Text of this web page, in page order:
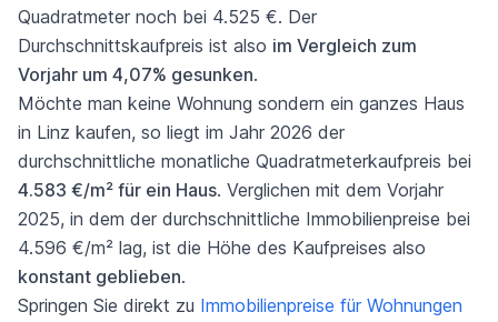
Quadratmeter noch bei 4.525 €. Der
Durchschnittskaufpreis ist also im Vergleich zum
Vorjahr um 4,07% gesunken.
Möchte man keine Wohnung sondern ein ganzes Haus
in Linz kaufen, so liegt im Jahr 2026 der
durchschnittliche monatliche Quadratmeterkaufpreis bei
4.583 €/m² für ein Haus. Verglichen mit dem Vorjahr
2025, in dem der durchschnittliche Immobilienpreise bei
4.596 €/m² lag, ist die Höhe des Kaufpreises also
konstant geblieben.
Springen Sie direkt zu Immobilienpreise für Wohnungen